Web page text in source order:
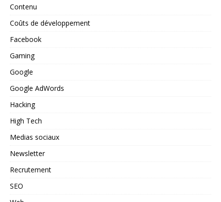
Contenu
Coûts de développement
Facebook
Gaming
Google
Google AdWords
Hacking
High Tech
Medias sociaux
Newsletter
Recrutement
SEO